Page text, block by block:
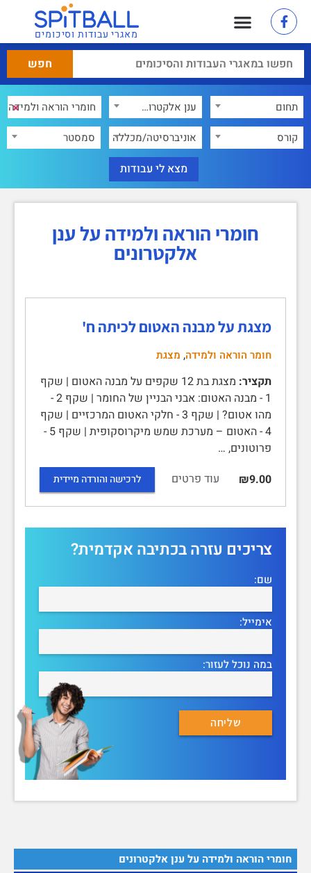
מאגרי עבודות וסיכומים
תחום ענן אלקטרונים ×
קורס אוניברסיטה/מכללה סמסטר
חומרי הוראה ולמידה על ענן אלקטרונים
חומרי הוראה ולמידה על ענן
אלקטרונים
מצגת על מבנה האטום לכיתה ח'
חומר הוראה ולמידה, מצגת
תקציר:
מצגת בת 12 שקפים על מבנה האטום | שקף
1 - מבנה האטום: אבני הבניין של החומר | שקף 2 -
מהו אטום? | שקף 3 - חלקי האטום המרכזיים | שקף
4 - האטום – מערכת שמש מיקרוסקופית | שקף 5 -
פרוטונים, …
₪9.00
עוד פרטים לרכישה והורדה מיידית
צריכים עזרה בכתיבה אקדמית?
שם:
אימייל:
במה נוכל לעזור: